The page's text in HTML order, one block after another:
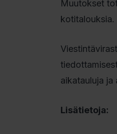
Muutokset
kotitalouksia.
aikatauluja
Lisätietoja: